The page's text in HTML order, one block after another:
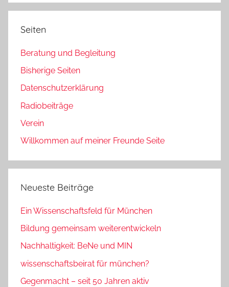
Seiten
Beratung und Begleitung
Bisherige Seiten
Datenschutzerklärung
Radiobeiträge
Verein
Willkommen auf meiner Freunde Seite
Neueste Beiträge
Ein Wissenschaftsfeld für München
Bildung gemeinsam weiterentwickeln
Nachhaltigkeit: BeNe und MIN
wissenschaftsbeirat für münchen?
Gegenmacht – seit 50 Jahren aktiv